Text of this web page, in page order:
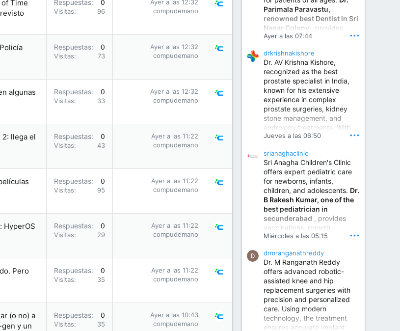
Time
Respuestas 0
Visitas 96
Ayer a las 12:32
compudemano
Respuestas 0
Visitas 73
Ayer a las 12:32
compudemano
algunas
Respuestas 0
Visitas 33
Ayer a las 12:32
compudemano
2: llega el
Respuestas 0
Visitas 43
Ayer a las 11:22
compudemano
Respuestas 0
Visitas 95
Ayer a las 11:22
compudemano
HyperOS
Respuestas 0
Visitas 29
Ayer a las 11:22
compudemano
Pero
Respuestas 0
Visitas 35
Ayer a las 11:22
compudemano
(o no) a
y un
Respuestas 0
Visitas 35
Ayer a las 10:43
compudemano
Parimala Paravastu,
renowned best Dentist in Sri
Nagar Colony , provides
expert care for tooth pain,
treatment, dental implants,
smile designing, cosmetic
dentistry.
Sumukha Hospital | Ear, Nose & Throat, Dental & Maxillofacial Surgery Center
www.sumukhahospitals.co
m
Ayer a las 07:44 •••
drkrishnakishore
Dr. AV Krishna Kishore,
recognized as the best
prostate specialist in India,
known for his extensive
experience in complex
prostate surgeries, kidney
stone management, and
andrology treatments. With
years of surgical practice and
invasive and robotic
techniques.
Best Urologist in Vijayawada | Urology Specialist in Vijayawada
Dr. A. V. Krishna Kishore,
the Best Urologist...
www.drkrishnakishore.com
Jueves a las 06:50 •••
srianaghaclinic
Sri Anagha Children's Clinic
offers expert pediatric care
for newborns, infants,
children, and adolescents. Dr.
B Rakesh Kumar, one of the
best pediatrician in
secunderabad , provides
vaccinations, growth
monitoring, newborn care,
illnesses, nutrition guidance,
and preventive healthcare in
a child-friendly environment.
Children Hospital in Secunderabad | Best Pediatrician in Hyderabad | Neonatologist in Medchal
Our pediatrician and
Neonatologist team at...
Miércoles a las 05:15 •••
drmranganathreddy
Dr. M Ranganath Reddy
offers advanced robotic-
assisted knee and hip
replacement surgeries with
precision and personalized
care. Using modern
technology, the treatment
ensures accurate implant